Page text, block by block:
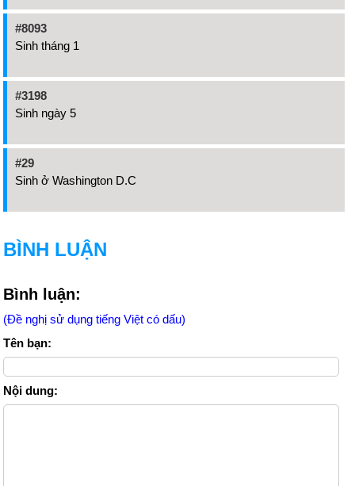
#8093
Sinh tháng 1
#3198
Sinh ngày 5
#29
Sinh ở Washington D.C
BÌNH LUẬN
Bình luận:
(Đề nghị sử dụng tiếng Việt có dấu)
Tên bạn:
Nội dung: